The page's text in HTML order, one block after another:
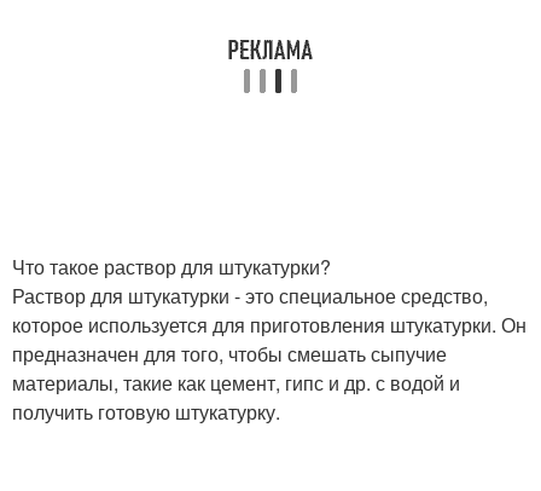
Что такое раствор для штукатурки?
Раствор для штукатурки - это специальное средство,
которое используется для приготовления штукатурки. Он
предназначен для того, чтобы смешать сыпучие
материалы, такие как цемент, гипс и др. с водой и
получить готовую штукатурку.